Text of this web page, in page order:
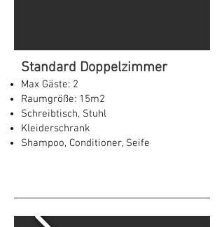
Standard Doppelzimmer
Max Gäste: 2
Raumgröße: 15m2
Schreibtisch, Stuhl
Kleiderschrank
Shampoo, Conditioner, Seife